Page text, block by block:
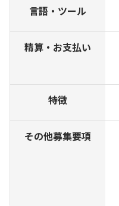
言語・ツール
精算・お支払い
特徴
その他募集要項